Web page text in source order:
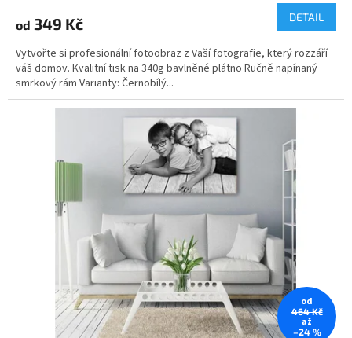
je
z
5
hvězdiček.
od 349 Kč DETAIL
Vytvořte si profesionální fotoobraz z Vaší fotografie, který rozzáří
váš domov. Kvalitní tisk na 340g bavlněné plátno Ručně napínaný
smrkový rám Varianty: Černobílý...
od
464 Kč
až
–24 %